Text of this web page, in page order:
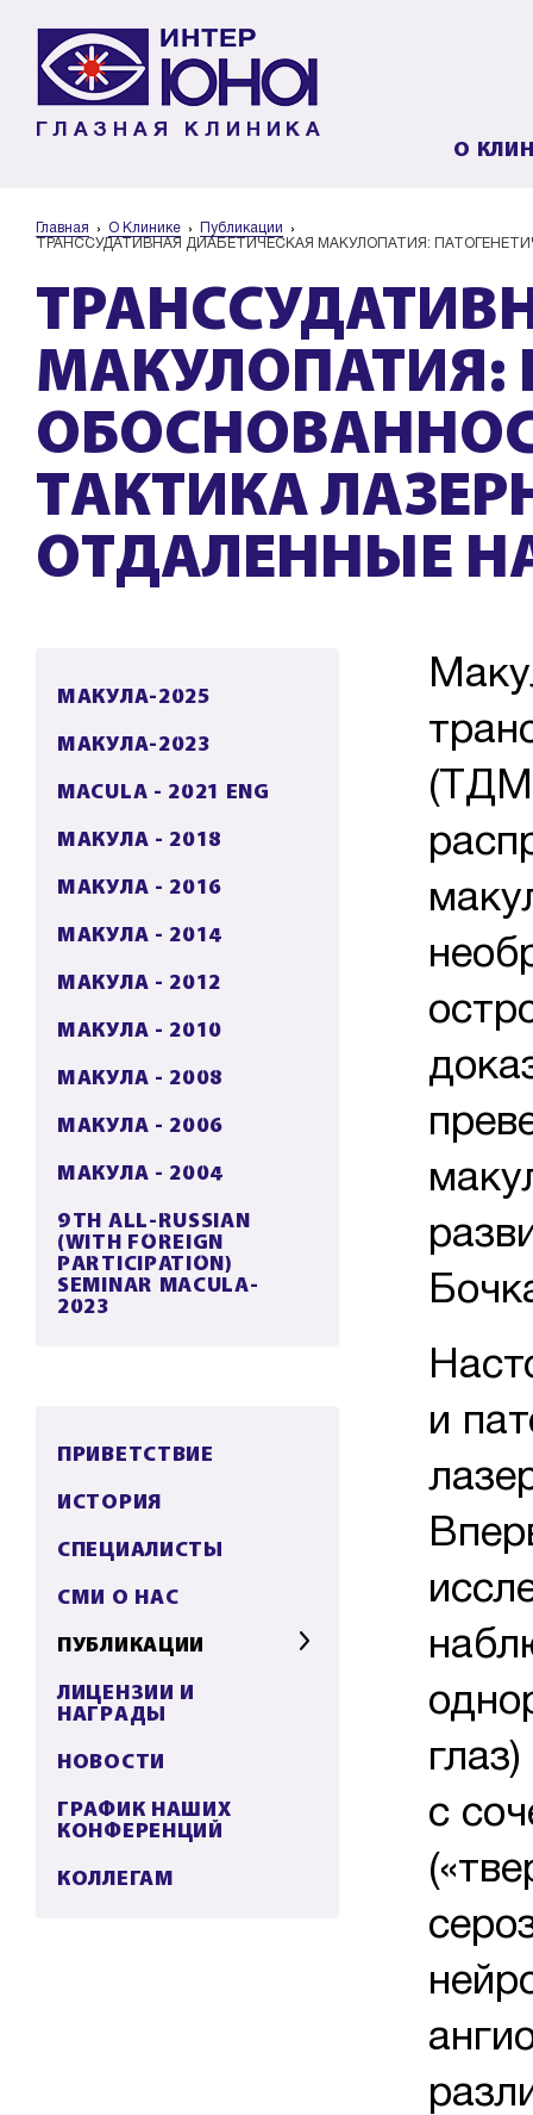
ГЛАЗНАЯ КЛИНИКА
О
Главная О Клинике
Публикации
ТРАНССУДАТИВНАЯ ДИАБЕТИЧЕСКАЯ МАКУЛОПАТИЯ:
МАКУЛОПАТИЯ:
ТАКТИКА
ОТДАЛЕННЫЕ
МАКУЛА-2025
МАКУЛА-2023
MACULA - 2021 ENG
МАКУЛА - 2018
МАКУЛА - 2016
МАКУЛА - 2014
МАКУЛА - 2012
МАКУЛА - 2010
МАКУЛА - 2008
МАКУЛА - 2006
МАКУЛА - 2004
9TH ALL-RUSSIAN
(WITH FOREIGN
PARTICIPATION)
SEMINAR MACULA-
2023
ПРИВЕТСТВИЕ
ИСТОРИЯ
СПЕЦИАЛИСТЫ
СМИ О НАС
ПУБЛИКАЦИИ
ЛИЦЕНЗИИ И
НАГРАДЫ
НОВОСТИ
ГРАФИК НАШИХ
КОНФЕРЕНЦИЙ
КОЛЛЕГАМ
и
с